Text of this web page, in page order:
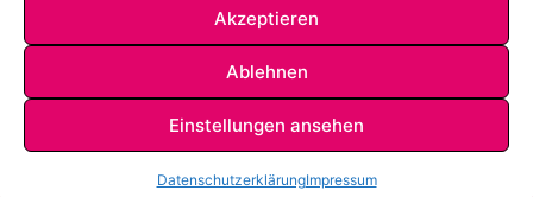
Akzeptieren
Ablehnen
Einstellungen ansehen
DatenschutzerklärungImpressum
DATENSCHUTZKONTAKT